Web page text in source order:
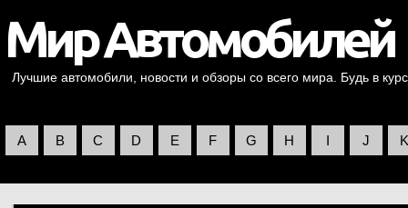
Лучшие автомобили, новости и обзоры со всего мира. Будь в
A B C D E F G H I J K